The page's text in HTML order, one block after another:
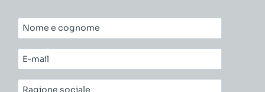
Nome
e
cognome*
E-
mail*
Ragione